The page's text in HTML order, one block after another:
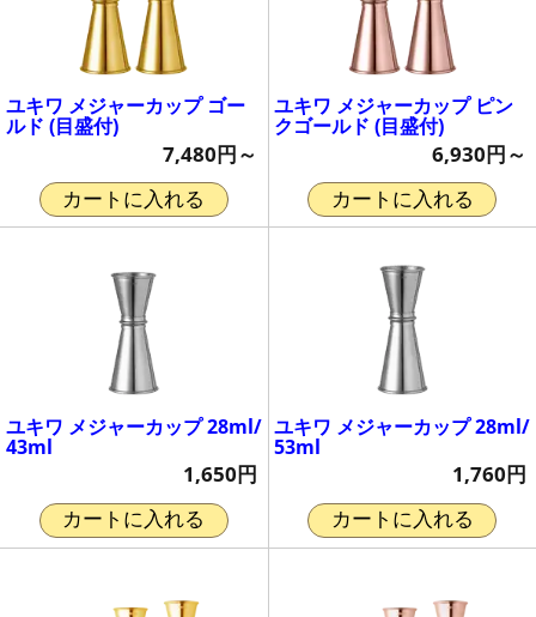
ユキワ メジャーカップ ゴー
ルド (目盛付)
7,480円～
カートに入れる
ユキワ メジャーカップ ピン
クゴールド (目盛付)
6,930円～
カートに入れる
ユキワ メジャーカップ 28ml/
43ml
1,650円
カートに入れる
ユキワ メジャーカップ 28ml/
53ml
1,760円
カートに入れる